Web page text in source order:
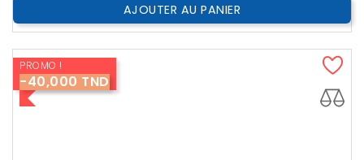
AJOUTER AU PANIER
PROMO !
-40,000 TND